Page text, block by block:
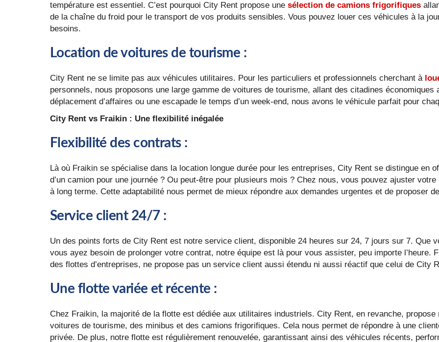
température est essentiel. C’est pourquoi City Rent propose une sélection de camions frigorifiques
de la chaîne du froid pour le transport de vos produits sensibles. Vous pouvez louer ces véhicules à la
besoins.
Location de voitures de tourisme :
City Rent ne se limite pas aux véhicules utilitaires. Pour les particuliers et professionnels cherchant à
personnels, nous proposons une large gamme de voitures de tourisme, allant des citadines
déplacement d’affaires ou une escapade le temps d’un week-end, nous avons le véhicule parfait pour
City Rent vs Fraikin : Une flexibilité inégalée
Flexibilité des contrats:
Là où Fraikin se spécialise dans la location longue durée pour les entreprises, City Rent se distingue en
d’un camion pour une journée ? Ou peut-être pour plusieurs mois ? Chez nous, vous pouvez ajuster
à long terme. Cette adaptabilité nous permet de mieux répondre aux demandes urgentes et de proposer
Service client 24/7 :
Un des points forts de City Rent est notre service client, disponible 24 heures sur 24, 7 jours sur 7. Que
vous ayez besoin de prolonger votre contrat, notre équipe est là pour vous assister, peu importe l’heure.
des flottes d’entreprises, ne propose pas un service client aussi étendu ni aussi réactif que celui de City
Une flotte variée et récente :
Chez Fraikin, la majorité de la flotte est dédiée aux utilitaires industriels. City Rent, en revanche,
voitures de tourisme, des minibus et des camions frigorifiques. Cela nous permet de répondre à une
privée. De plus, notre flotte est régulièrement renouvelée, garantissant ainsi des véhicules récents,